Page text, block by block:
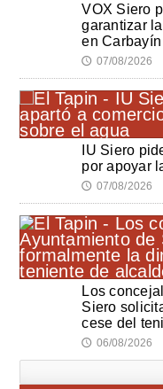
VOX Siero
garantizar
en
🕔 07/08/2026
IU Siero
por apoyar
🕔 07/08/2026
Los
Siero
cese del
🕔 06/08/2026